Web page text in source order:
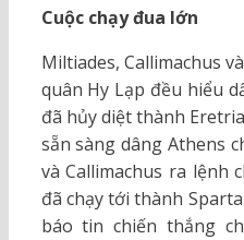
Cuộc chạy đua lớn
Miltiades, Callimachus
quân Hy Lạp đều hiểu
đã hủy diệt thành
sẵn sàng dâng Athens
và Callimachus ra lệnh
đã chạy tới thành
báo tin chiến thắng